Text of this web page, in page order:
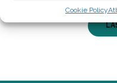
Cookie Policy